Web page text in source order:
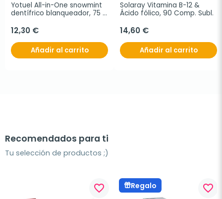
Yotuel All-in-One snowmint
dentífrico blanqueador, 75
12,30 €
Añadir al carrito
Solaray Vitamina B-12 &
Ácido fólico, 90 Comp. Subl.
14,60 €
Añadir al carrito
Recomendados para ti
Tu selección de productos ;)
favorite_border Regalo favorite_border